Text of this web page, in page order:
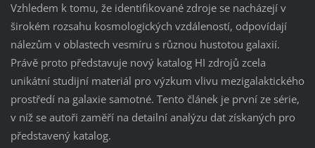
Vzhledem k tomu, že identifikované zdroje se nacházejí v
širokém rozsahu kosmologických vzdáleností, odpovídají
nálezům v oblastech vesmíru s různou hustotou galaxií.
Právě proto představuje nový katalog HI zdrojů zcela
unikátní studijní materiál pro výzkum vlivu mezigalaktického
prostředí na galaxie samotné. Tento článek je první ze série,
v níž se autoři zaměří na detailní analýzu dat získaných pro
představený katalog.